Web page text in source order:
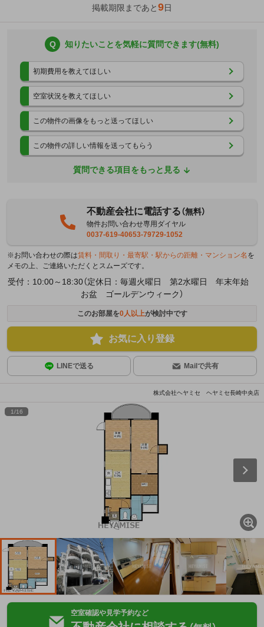
掲載期限まであと9日
Q 知りたいことを気軽に質問できます(無料)
初期費用を教えてほしい
空室状況を教えてほしい
この物件の画像をもっと送ってほしい
この物件の詳しい情報を送ってもらう
質問できる項目をもっと見る
不動産会社に電話する（無料）
物件お問い合わせ専用ダイヤル
0037-619-40653-79729-1052
※お問い合わせの際は賃料・間取り・最寄駅・駅からの距離・マンション名 を
メモの上、ご連絡いただくとスムーズです。
受付：10:00～18:30（定休日：毎週火曜日 第2水曜日 年末年始
お盆 ゴールデンウィーク）
このお部屋を0人以上が検討中です
お気に入り登録
LINEで送る Mailで共有
株式会社ヘヤミセ ヘヤミセ長崎中央店
1/16
空室確認や見学予約など